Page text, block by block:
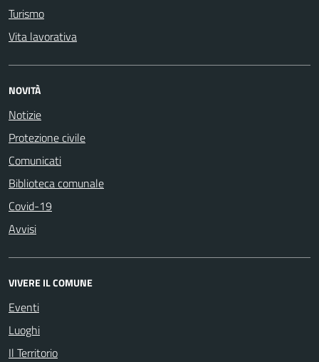
Turismo
Vita lavorativa
NOVITÀ
Notizie
Protezione civile
Comunicati
Biblioteca comunale
Covid-19
Avvisi
VIVERE IL COMUNE
Eventi
Luoghi
Il Territorio